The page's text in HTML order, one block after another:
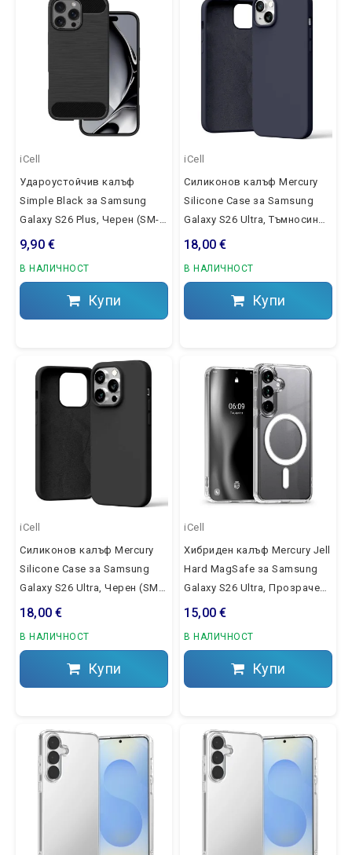
iCell
Удароустойчив калъф
Simple Black за Samsung
Galaxy S26 Plus, Черен (SM-
S947B)
9,90 €
В НАЛИЧНОСТ
Купи
iCell
Силиконов калъф Mercury
Silicone Case за Samsung
Galaxy S26 Ultra, Тъмносин
(SM-S948B)
18,00 €
В НАЛИЧНОСТ
Купи
iCell
Силиконов калъф Mercury
Silicone Case за Samsung
Galaxy S26 Ultra, Черен (SM-
S948B)
18,00 €
В НАЛИЧНОСТ
Купи
iCell
Хибриден калъф Mercury Jell
Hard MagSafe за Samsung
Galaxy S26 Ultra, Прозрачен
(SM-S948B)
15,00 €
В НАЛИЧНОСТ
Купи